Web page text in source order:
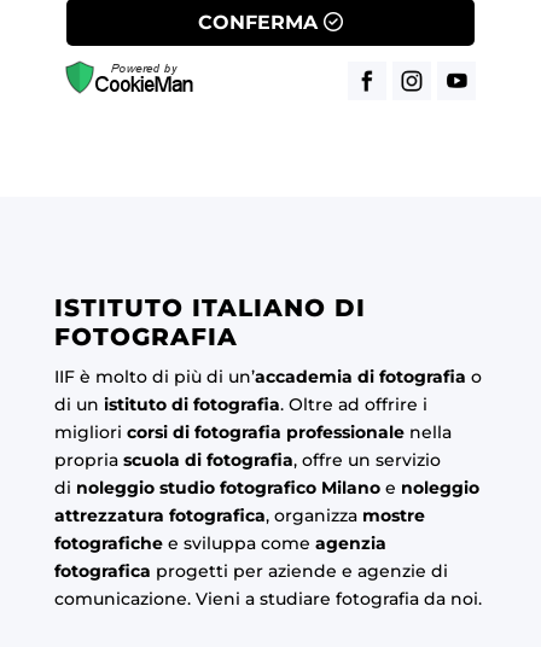
CONFERMA
ISTITUTO ITALIANO DI
FOTOGRAFIA
IIF è molto di più di un’accademia di fotografia o
di un istituto di fotografia. Oltre ad offrire i
migliori corsi di fotografia professionalenella
propria scuola di fotografia, offre un servizio
di noleggio studio fotografico Milano e noleggio
attrezzatura fotografica, organizza mostre
fotografichee sviluppa come agenzia
fotografica progetti per aziende e agenzie di
comunicazione. Vieni a studiare fotografia da noi.